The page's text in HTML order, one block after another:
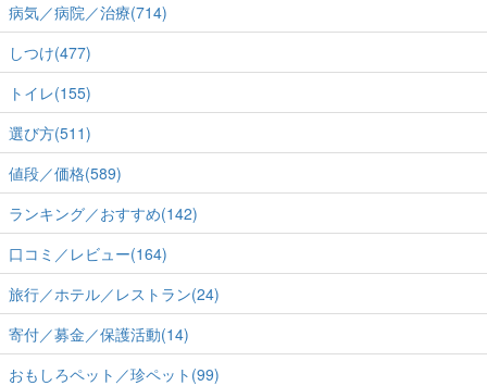
病気／病院／治療(714)
しつけ(477)
トイレ(155)
選び方(511)
値段／価格(589)
ランキング／おすすめ(142)
口コミ／レビュー(164)
旅行／ホテル／レストラン(24)
寄付／募金／保護活動(14)
おもしろペット／珍ペット(99)